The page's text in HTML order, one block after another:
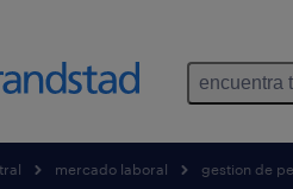
encuentra
mercado laboral gestion de